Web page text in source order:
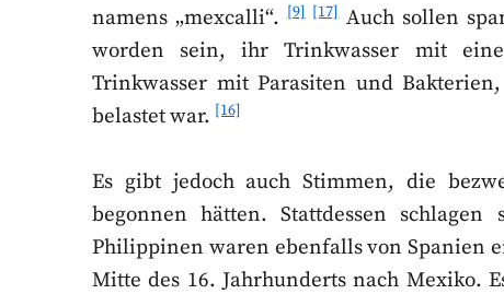
namens „mexcalli“.[9] [17]Auch sollen
worden sein, ihr Trinkwasser mit
Trinkwasser mit Parasiten und
belastet war. [16]
Es gibt jedoch auch Stimmen, die
begonnen hätten. Stattdessen
Philippinen waren ebenfalls von Spanien
Mitte des 16. Jahrhunderts nach Mexiko.